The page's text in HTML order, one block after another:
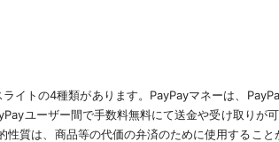
イトの4種類があります。PayPayマネーは、
ユーザー間で手数料無料にて送金や受け取りが
質は、商品等の代価の弁済のために使用するこ